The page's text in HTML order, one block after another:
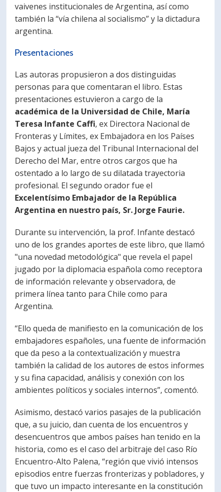
vaivenes institucionales de Argentina, así como
también la “vía chilena al socialismo” y la dictadura
argentina.
Presentaciones
Las autoras propusieron a dos distinguidas
personas para que comentaran el libro. Estas
presentaciones estuvieron a cargo de la
académica de la Universidad de Chile, María
Teresa Infante Caffi, ex Directora Nacional de
Fronteras y Límites, ex Embajadora en los Países
Bajos y actual jueza del Tribunal Internacional del
Derecho del Mar, entre otros cargos que ha
ostentado a lo largo de su dilatada trayectoria
profesional. El segundo orador fue el
Excelentísimo Embajador de la República
Argentina en nuestro país, Sr. Jorge Faurie.
Durante su intervención, la prof. Infante destacó
uno de los grandes aportes de este libro, que llamó
"una novedad metodológica" que revela el papel
jugado por la diplomacia española como receptora
de información relevante y observadora, de
primera línea tanto para Chile como para
Argentina.
“Ello queda de manifiesto en la comunicación de los
embajadores españoles, una fuente de información
que da peso a la contextualización y muestra
también la calidad de los autores de estos informes
y su fina capacidad, análisis y conexión con los
ambientes políticos y sociales internos”, comentó.
Asimismo, destacó varios pasajes de la publicación
que, a su juicio, dan cuenta de los encuentros y
desencuentros que ambos países han tenido en la
historia, como es el caso del arbitraje del caso Río
Encuentro-Alto Palena, “región que vivió intensos
episodios entre fuerzas fronterizas y pobladores, y
que tuvo un impacto interesante en la constitución